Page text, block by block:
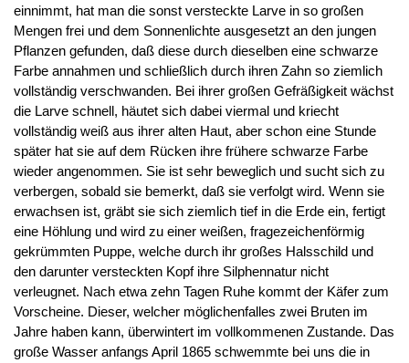
einnimmt, hat man die sonst versteckte Larve in so großen
Mengen frei und dem Sonnenlichte ausgesetzt an den jungen
Pflanzen gefunden, daß diese durch dieselben eine schwarze
Farbe annahmen und schließlich durch ihren Zahn so ziemlich
vollständig verschwanden. Bei ihrer großen Gefräßigkeit wächst
die Larve schnell, häutet sich dabei viermal und kriecht
vollständig weiß aus ihrer alten Haut, aber schon eine Stunde
später hat sie auf dem Rücken ihre frühere schwarze Farbe
wieder angenommen. Sie ist sehr beweglich und sucht sich zu
verbergen, sobald sie bemerkt, daß sie verfolgt wird. Wenn sie
erwachsen ist, gräbt sie sich ziemlich tief in die Erde ein, fertigt
eine Höhlung und wird zu einer weißen, fragezeichenförmig
gekrümmten Puppe, welche durch ihr großes Halsschild und
den darunter versteckten Kopf ihre Silphennatur nicht
verleugnet. Nach etwa zehn Tagen Ruhe kommt der Käfer zum
Vorscheine. Dieser, welcher möglichenfalles zwei Bruten im
Jahre haben kann, überwintert im vollkommenen Zustande. Das
große Wasser anfangs April 1865 schwemmte bei uns die in